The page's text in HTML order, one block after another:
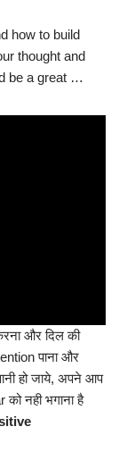
how to build
thought and
be a great …
और दिल की
पाना और
हो जाये, अपने आप
नही भगाना है